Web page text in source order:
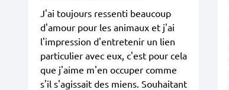
J'ai toujours ressenti beaucoup
d'amour pour les animaux et j'ai
l'impression d'entretenir un lien
particulier avec eux, c'est pour cela
que j'aime m'en occuper comme
s'il s'agissait des miens. Souhaitant